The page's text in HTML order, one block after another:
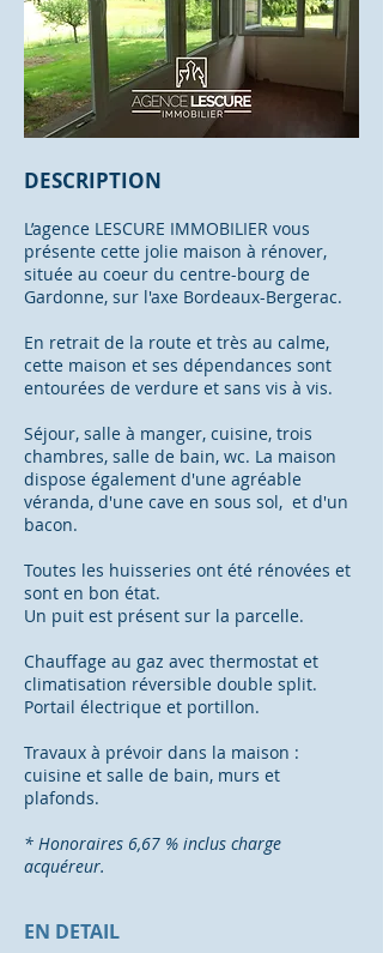
DESCRIPTION
L’agence LESCURE IMMOBILIER vous
présente cette jolie maison à rénover,
située au coeur du centre-bourg de
Gardonne, sur l'axe Bordeaux-Bergerac.
En retrait de la route et très au calme,
cette maison et ses dépendances sont
entourées de verdure et sans vis à vis.
Séjour, salle à manger, cuisine, trois
chambres, salle de bain, wc. La maison
dispose également d'une agréable
véranda, d'une cave en sous sol, et d'un
bacon.
Toutes les huisseries ont été rénovées et
sont en bon état.
Un puit est présent sur la parcelle.
Chauffage au gaz avec thermostat et
climatisation réversible double split.
Portail électrique et portillon.
Travaux à prévoir dans la maison :
cuisine et salle de bain, murs et
plafonds.
* Honoraires 6,67 % inclus charge
acquéreur.
EN DETAIL